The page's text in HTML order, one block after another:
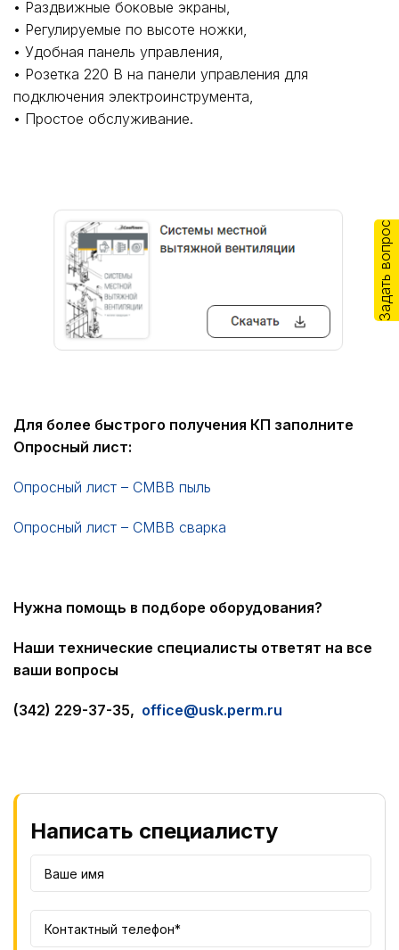
• Раздвижные боковые экраны,
• Регулируемые по высоте ножки,
• Удобная панель управления,
• Розетка 220 В на панели управления для
подключения электроинструмента,
• Простое обслуживание.
Для более быстрого получения КП заполните
Опросный лист:
Опросный лист – СМВВ пыль
Опросный лист – СМВВ сварка
Нужна помощь в подборе оборудования?
Наши технические специалисты ответят на все
ваши вопросы
(342) 229-37-35, office@usk.perm.ru
Написать специалисту
Задать вопрос